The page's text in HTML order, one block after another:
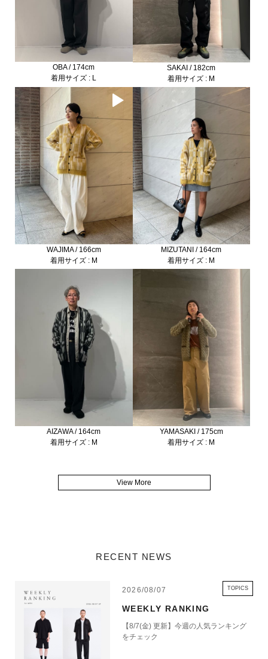
OBA / 174cm
着用サイズ : L
SAKAI / 182cm
着用サイズ : M
WAJIMA / 166cm
着用サイズ : M
MIZUTANI / 164cm
着用サイズ : M
AIZAWA / 164cm
着用サイズ : M
YAMASAKI / 175cm
着用サイズ : M
View More
RECENT NEWS
2026/08/07 TOPICS
WEEKLY RANKING
【8/7(金) 更新】今週の人気ランキング
をチェック